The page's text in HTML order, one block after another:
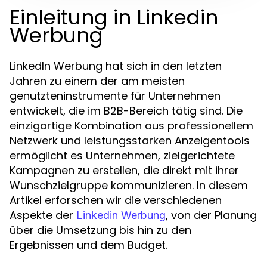
Einleitung in Linkedin
Werbung
LinkedIn Werbung hat sich in den letzten
Jahren zu einem der am meisten
genutzteninstrumente für Unternehmen
entwickelt, die im B2B-Bereich tätig sind. Die
einzigartige Kombination aus professionellem
Netzwerk und leistungsstarken Anzeigentools
ermöglicht es Unternehmen, zielgerichtete
Kampagnen zu erstellen, die direkt mit ihrer
Wunschzielgruppe kommunizieren. In diesem
Artikel erforschen wir die verschiedenen
Aspekte der Linkedin Werbung, von der Planung
über die Umsetzung bis hin zu den
Ergebnissen und dem Budget.